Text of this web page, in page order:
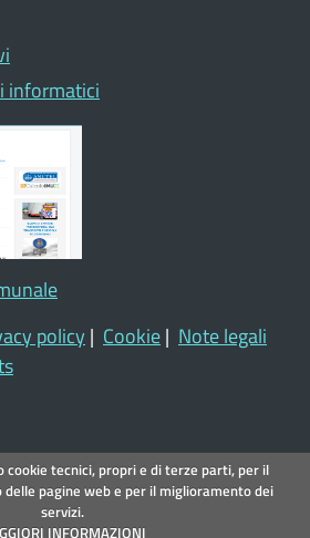
informatici
policy | Cookie| Note legali
cookie tecnici, propri e di terze parti, per il
pagine web e per il miglioramento dei
servizi.
INFORMAZIONI